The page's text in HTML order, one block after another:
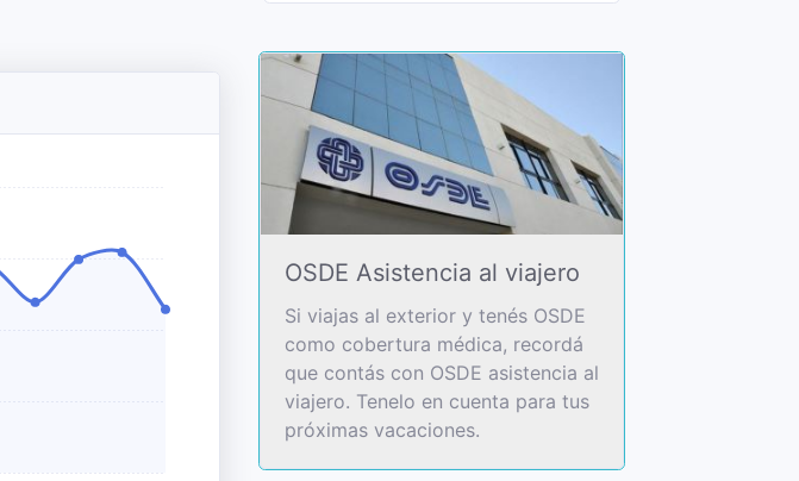
OSDE Asistencia al viajero
Si viajas al exterior y tenés OSDE
como cobertura médica, recordá
que contás con OSDE asistencia al
viajero. Tenelo en cuenta para tus
próximas vacaciones.